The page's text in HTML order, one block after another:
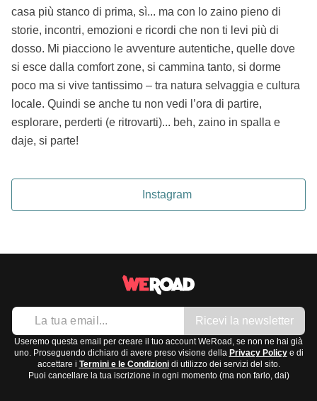
casa più stanco di prima, sì... ma con lo zaino pieno di
storie, incontri, emozioni e ricordi che non ti levi più di
dosso. Mi piacciono le avventure autentiche, quelle dove
si esce dalla comfort zone, si cammina tanto, si dorme
poco ma si vive tantissimo – tra natura selvaggia e cultura
locale. Quindi se anche tu non vedi l’ora di partire,
esplorare, perderti (e ritrovarti)... beh, zaino in spalla e
daje, si parte!
Instagram
Ricevi la newsletter
Useremo questa email per creare il tuo account WeRoad, se non ne hai già
uno. Proseguendo dichiaro di avere preso visione della Privacy Policye di
accettare i Termini e le Condizionidi utilizzo dei servizi del sito.
Puoi cancellare la tua iscrizione in ogni momento (ma non farlo, dai)